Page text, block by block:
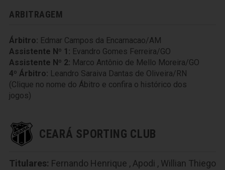
ARBITRAGEM
Árbitro: Edmar Campos da Encarnacao/AM
Assistente Nº 1: Evandro Gomes Ferreira/GO
Assistente Nº 2: Marco Antônio de Mello Moreira/GO
4º Árbitro: Leandro Saraiva Dantas de Oliveira/RN
(Clique no nome do Ábitro e confira o histórico dos
jogos)
CEARÁ SPORTING CLUB
Titulares: Fernando Henrique , Apodi , Willian Thiego